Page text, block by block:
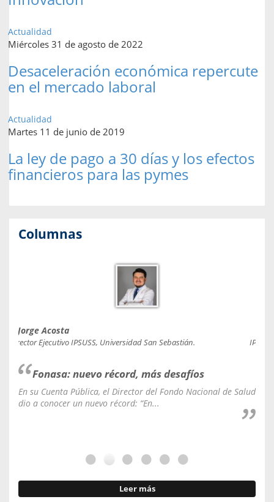
Actualidad
Miércoles 31 de agosto de 2022
Desaceleración económica repercute
en el mercado laboral
Actualidad
Martes 11 de junio de 2019
La ley de pago a 30 días y los efectos
financieros para las pymes
Columnas
Jorge Acosta
Director Ejecutivo IPSUSS, Universidad San Sebastián.
Fonasa: nuevo récord, más desafíos
En su Cuenta Pública, el Director del Fondo Nacional de Salud
dio a conocer un nuevo récord: “En...
Leer más